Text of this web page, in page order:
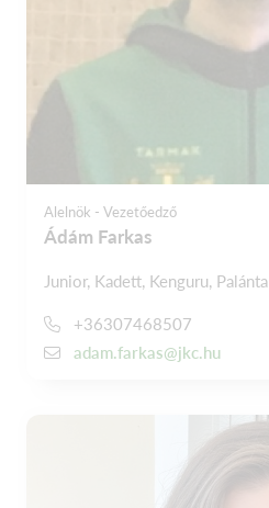
Alelnök - Vezetőedző
Ádám Farkas
Junior, Kadett, Kenguru, Palánta
+36307468507
adam.farkas@jkc.hu